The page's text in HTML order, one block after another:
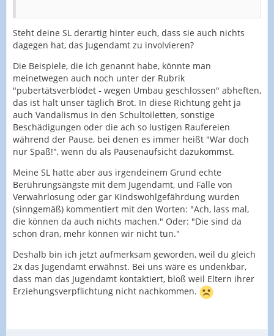
Steht deine SL derartig hinter euch, dass sie auch nichts
dagegen hat, das Jugendamt zu involvieren?
Die Beispiele, die ich genannt habe, könnte man
meinetwegen auch noch unter der Rubrik
"pubertätsverblödet - wegen Umbau geschlossen" abheften,
das ist halt unser täglich Brot. In diese Richtung geht ja
auch Vandalismus in den Schultoiletten, sonstige
Beschädigungen oder die ach so lustigen Raufereien
während der Pause, bei denen es immer heißt "War doch
nur Spaß!", wenn du als Pausenaufsicht dazukommst.
Meine SL hatte aber aus irgendeinem Grund echte
Berührungsängste mit dem Jugendamt, und Fälle von
Verwahrlosung oder gar Kindswohlgefährdung wurden
(sinngemäß) kommentiert mit den Worten: "Ach, lass mal,
die können da auch nichts machen." Oder: "Die sind da
schon dran, mehr können wir nicht tun."
Deshalb bin ich jetzt aufmerksam geworden, weil du gleich
2x das Jugendamt erwähnst. Bei uns wäre es undenkbar,
dass man das Jugendamt kontaktiert, bloß weil Eltern ihrer
Erziehungsverpflichtung nicht nachkommen.